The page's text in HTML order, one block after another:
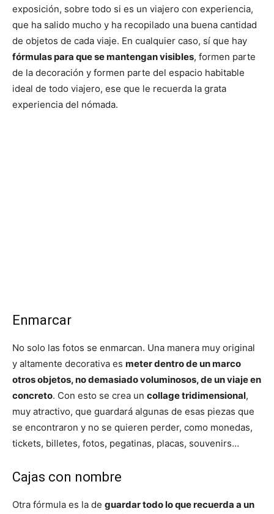
exposición, sobre todo si es un viajero con experiencia,
que ha salido mucho y ha recopilado una buena cantidad
de objetos de cada viaje. En cualquier caso, sí que hay
fórmulas para que se mantengan visibles, formen parte
de la decoración y formen parte del espacio habitable
ideal de todo viajero, ese que le recuerda la grata
experiencia del nómada.
Enmarcar
No solo las fotos se enmarcan. Una manera muy original
y altamente decorativa es meter dentro de un marco
otros objetos, no demasiado voluminosos, de un viaje en
concreto. Con esto se crea un collage tridimensional,
muy atractivo, que guardará algunas de esas piezas que
se encontraron y no se quieren perder, como monedas,
tickets, billetes, fotos, pegatinas, placas, souvenirs…
Cajas con nombre
Otra fórmula es la de guardar todo lo que recuerda a un